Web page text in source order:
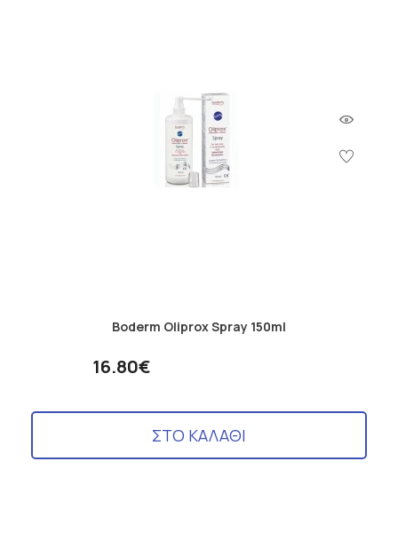
Boderm Oliprox Spray 150ml
16.80€
ΣΤΟ ΚΑΛΑΘΙ